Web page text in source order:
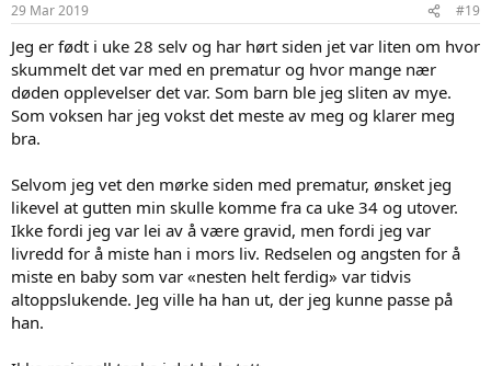
29 Mar 2019 #19
Jeg er født i uke 28 selv og har hørt siden jet var liten om hvor
skummelt det var med en prematur og hvor mange nær
døden opplevelser det var. Som barn ble jeg sliten av mye.
Som voksen har jeg vokst det meste av meg og klarer meg
bra.
Selvom jeg vet den mørke siden med prematur, ønsket jeg
likevel at gutten min skulle komme fra ca uke 34 og utover.
Ikke fordi jeg var lei av å være gravid, men fordi jeg var
livredd for å miste han i mors liv. Redselen og angsten for å
miste en baby som var «nesten helt ferdig» var tidvis
altoppslukende. Jeg ville ha han ut, der jeg kunne passe på
han.